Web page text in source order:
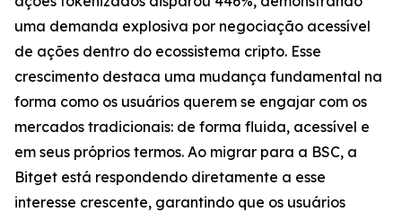
uma demanda explosiva por negociação acessível
de ações dentro do ecossistema cripto. Esse
crescimento destaca uma mudança fundamental na
forma como os usuários querem se engajar com os
mercados tradicionais: de forma fluida, acessível e
em seus próprios termos. Ao migrar para a BSC, a
Bitget está respondendo diretamente a esse
interesse crescente, garantindo que os usuários